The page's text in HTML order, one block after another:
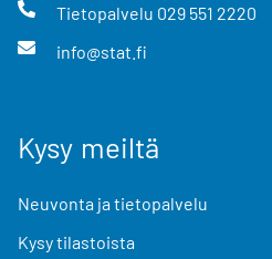
Tietopalvelu 029 551 2220
info@stat.fi
Kysy meiltä
Neuvonta ja tietopalvelu
Kysy tilastoista